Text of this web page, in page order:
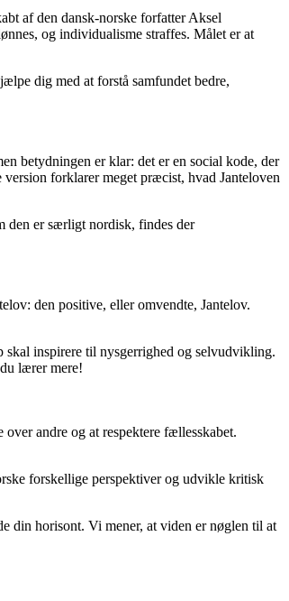
af den dansk-norske forfatter Aksel
og individualisme straffes. Målet er at
dig med at forstå samfundet bedre,
betydningen er klar: det er en social kode, der
forklarer meget præcist, hvad Janteloven
den er særligt nordisk, findes der
den positive, eller omvendte, Jantelov.
skal inspirere til nysgerrighed og selvudvikling.
lærer mere!
andre og at respektere fællesskabet.
forskellige perspektiver og udvikle kritisk
din horisont. Vi mener, at viden er nøglen til at